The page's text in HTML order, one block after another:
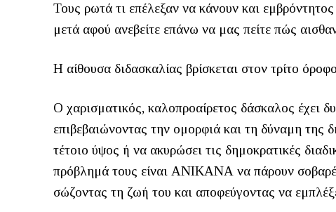
Τους ρωτά τι επέλεξαν να κάνουν και
μετά αφού ανεβείτε επάνω να μας πείτε πώς
Η αίθουσα διδασκαλίας βρίσκεται στον τρίτο
Ο χαρισματικός, καλοπροαίρετος δάσκαλος έχει
επιβεβαιώνοντας την ομορφιά και τη δύναμη
τέτοιο ύψος ή να ακυρώσει τις δημοκρατικές
πρόβλημά τους είναι ΑΝΙΚΑΝΑ να πάρουν
σώζοντας τη ζωή του και αποφεύγοντας να